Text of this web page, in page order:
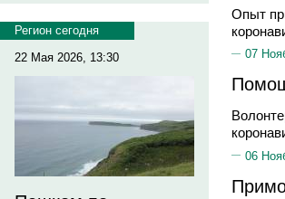
Регион сегодня
22 Мая 2026, 13:30
Опыт
07
06